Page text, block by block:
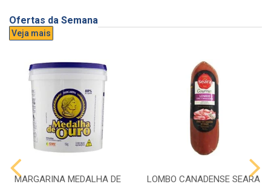
Ofertas da Semana
Veja mais
MARGARINA MEDALHA DE
LOMBO CANADENSE SEARA